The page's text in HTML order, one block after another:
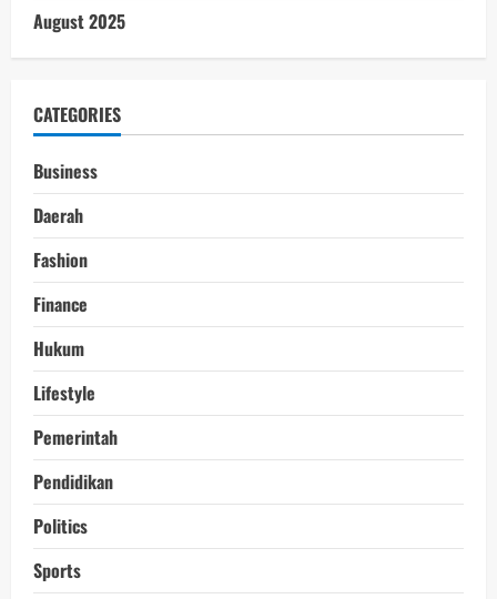
August 2025
CATEGORIES
Business
Daerah
Fashion
Finance
Hukum
Lifestyle
Pemerintah
Pendidikan
Politics
Sports